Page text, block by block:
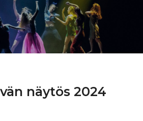
näytös 2024